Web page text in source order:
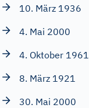
10. März 1936
4. Mai 2000
4. Oktober 1961
8. März 1921
30. Mai 2000